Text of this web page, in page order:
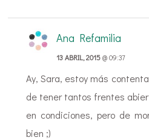
Ana Refamilia
13 ABRIL, 2015@ 09:37
Ay, Sara, estoy más
de tener tantos frentes
en condiciones, pero de
bien ;)